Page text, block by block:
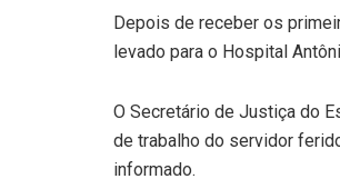
Depois de receber os
levado para o Hospital
O Secretário de Justiça do
de trabalho do servidor
informado.